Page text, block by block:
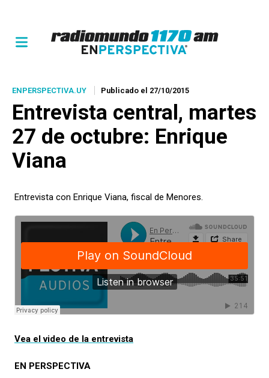
ENPERSPECTIVA.UY Publicado el 27/10/2015
Entrevista central, martes
27 de octubre: Enrique
Viana
Entrevista con Enrique Viana, fiscal de Menores.
Vea el video de la entrevista
EN PERSPECTIVA